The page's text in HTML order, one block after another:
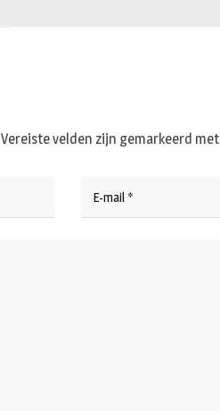
Vereiste velden zijn gemarkeerd met